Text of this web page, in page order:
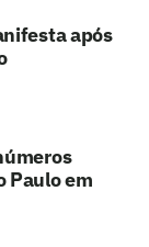
após
Paulo em